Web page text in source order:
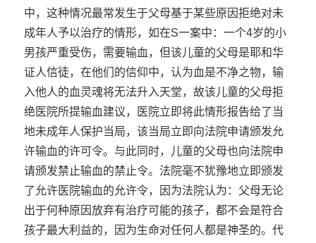
中，这种情况最常发生于父母基于某些原因拒绝对未
成年人予以治疗的情形，如在S一案中：一个4岁的小
男孩严重受伤，需要输血，但该儿童的父母是耶和华
证人信徒，在他们的信仰中，认为血是不净之物，输
入他人的血灵魂将无法升入天堂，故该儿童的父母拒
绝医院所提输血建议，医院立即将此情形报告给了当
地未成年人保护当局，该当局立即向法院申请颁发允
许输血的许可令。与此同时，儿童的父母也向法院申
请颁发禁止输血的禁止令。法院毫不犹豫地立即颁发
了允许医院输血的允许令，因为法院认为：父母无论
出于何种原因放弃有治疗可能的孩子，都不会是符合
孩子最大利益的，因为生命对任何人都是神圣的。代